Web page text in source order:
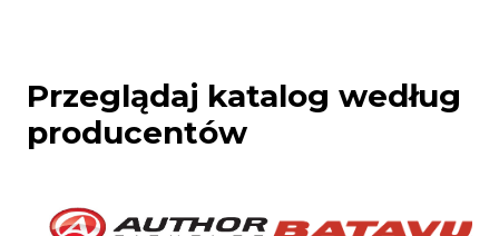
Przeglądaj katalog według
producentów